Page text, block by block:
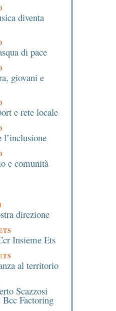
diventa
di pace
giovani e
e rete locale
l’inclusione
e comunità
direzione
Insieme Ets
al territorio
Scazzosi
Factoring